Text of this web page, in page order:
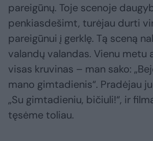
pareigūnų. Toje scenoje
penkiasdešimt, turėjau durti
pareigūnui į gerklę. Tą sceną
valandų valandas. Vienu metu
visas kruvinas – man sako:
mano gimtadienis“. Pradėjau
„Su gimtadieniu, bičiuli!“, ir
tęsėme toliau.